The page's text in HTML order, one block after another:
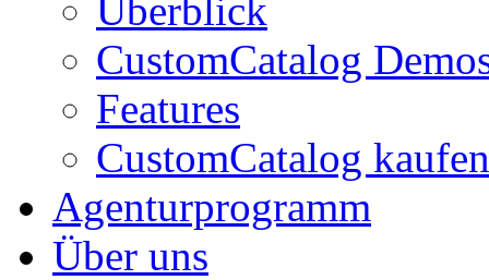
Überblick
CustomCatalog
Features
CustomCatalog kaufen
Agenturprogramm
Über uns